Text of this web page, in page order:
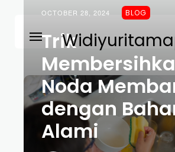
OCTOBER 28, 2024 BLOG
Trik
Noda
dengan
Alami